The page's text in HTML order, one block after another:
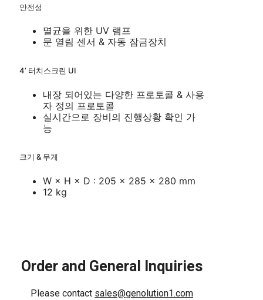
안전성
멸균을 위한 UV 램프
문 열림 센서 & 자동 잠금장치
4’ 터치스크린 UI
내장 되어있는 다양한 프로토콜 & 사용
자 정의 프로토콜
실시간으로 장비의 진행상황 확인 가
능
크기 & 무게
W × H × D : 205 × 285 × 280 mm
12 kg
Order and General Inquiries
Please contact sales@genolution1.com